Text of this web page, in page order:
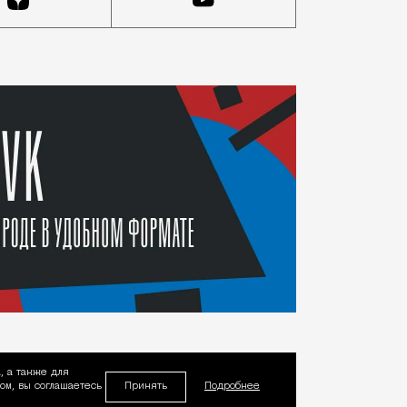
а также для
вы соглашаетесь
Принять Подробнее